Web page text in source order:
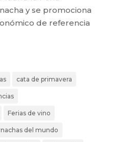
y se promociona
de referencia
cata de primavera
Ferias de vino
del mundo